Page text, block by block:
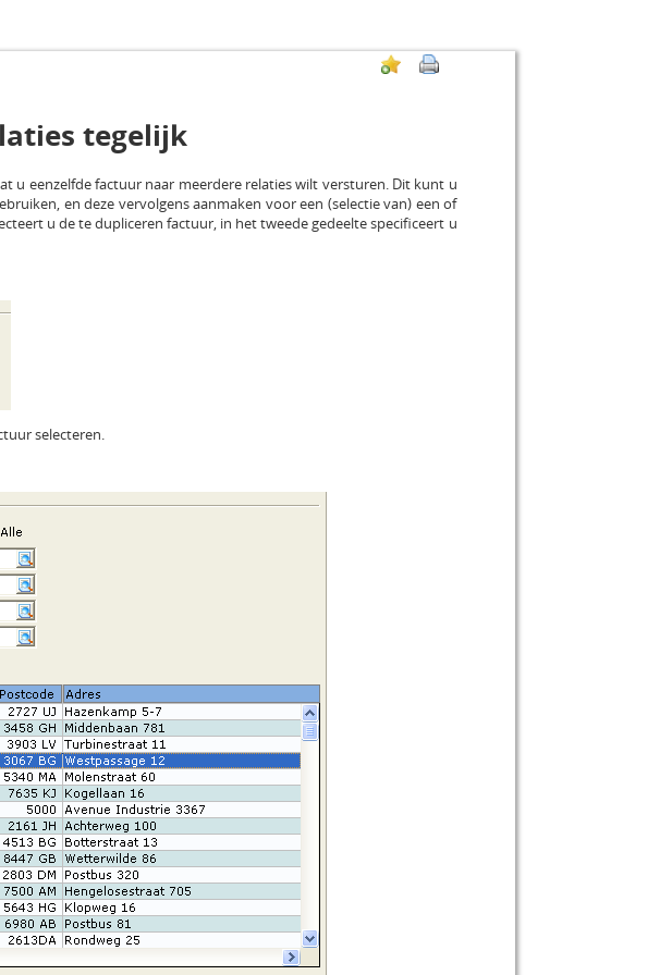
tegelijk
u eenzelfde factuur naar meerdere relaties wilt versturen. Dit kunt u
en deze vervolgens aanmaken voor een (selectie van) een of
u de te dupliceren factuur, in het tweede gedeelte specificeert u
selecteren.